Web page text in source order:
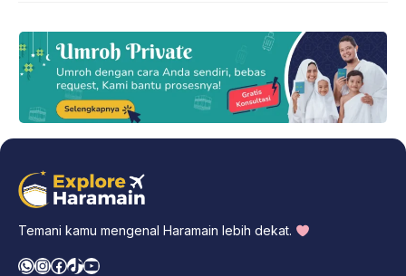
Temani kamu mengenal Haramain lebih dekat.
WhatsApp
Instagram
Facebook
TikTok
YouTube